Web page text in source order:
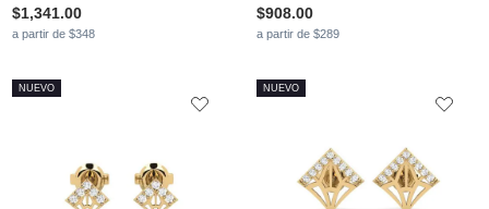
$1,341.00
a partir de $348
$908.00
a partir de $289
NUEVO NUEVO